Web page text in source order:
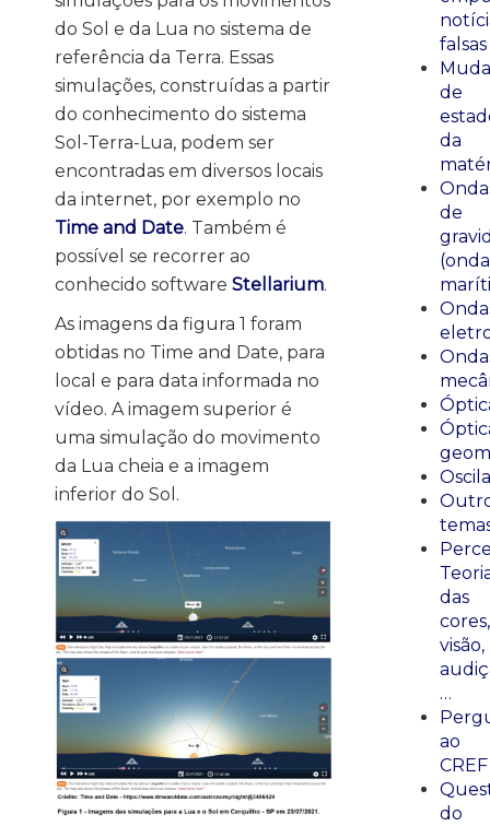
do Sol e da Lua no sistema de
referência da Terra. Essas
simulações, construídas a partir
do conhecimento do sistema
Sol-Terra-Lua, podem ser
encontradas em diversos locais
da internet, por exemplo no
Time and Date. Também é
possível se recorrer ao
conhecido software Stellarium.
As imagens da figura 1 foram
obtidas no Time and Date, para
local e para data informada no
vídeo. A imagem superior é
uma simulação do movimento
da Lua cheia e a imagem
inferior do Sol.
falsas
de
da
de
das
cores,
visão,
…
ao
CREF
do